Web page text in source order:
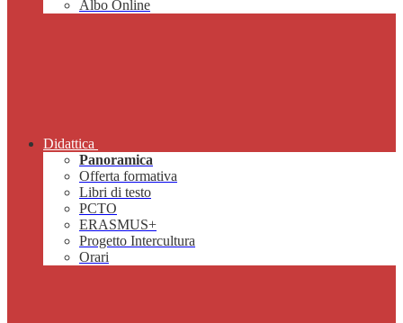
Albo Online
Didattica
Panoramica
Offerta formativa
Libri di testo
PCTO
ERASMUS+
Progetto Intercultura
Orari